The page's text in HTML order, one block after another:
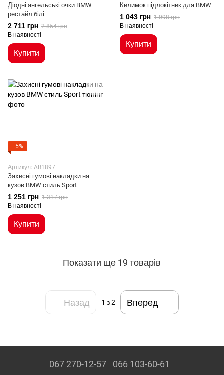
Діодні ангельські очки BMW
рестайл білі
2 711 грн 2 854 грн
В наявності
Купити
Килимок підлокітник для BMW
1 043 грн 1 098 грн
В наявності
Купити
−5%
Артикул: AB1897
Захисні гумові накладки на
кузов BMW стиль Sport
1 251 грн 1 317 грн
В наявності
Купити
Показати ще 19 товарів
Назад 1 з 2 Вперед
067 270-12-57 066 103-60-61